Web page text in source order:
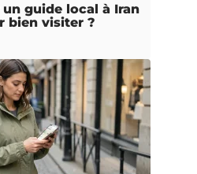
guide local à Iran
bien visiter ?